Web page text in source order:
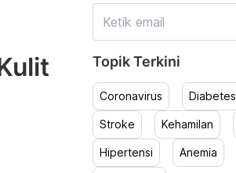
Topik Terkini
Coronavirus Diabetes
Stroke Kehamilan
Hipertensi Anemia